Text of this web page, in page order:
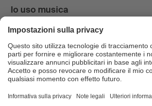
Io uso musica
News & Agenda
FONDATION SUISA ↗